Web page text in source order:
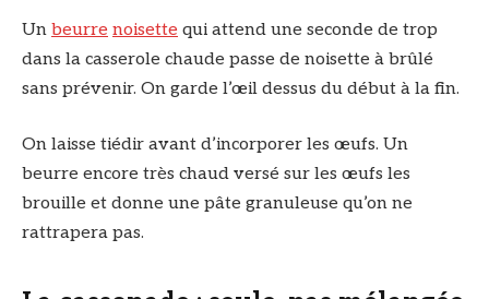
Un beurre noisette qui attend une seconde de trop
dans la casserole chaude passe de noisette à brûlé
sans prévenir. On garde l’œil dessus du début à la fin.
On laisse tiédir avant d’incorporer les œufs. Un
beurre encore très chaud versé sur les œufs les
brouille et donne une pâte granuleuse qu’on ne
rattrapera pas.